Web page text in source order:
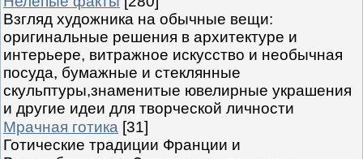
Взгляд художника на обычные вещи:
оригинальные решения в архитектуре и
интерьере, витражное искусство и необычная
посуда, бумажные и стеклянные
скульптуры,знаменитые ювелирные украшения
и другие идеи для творческой личности
Мрачная готика [31]
Готические традиции Франции и